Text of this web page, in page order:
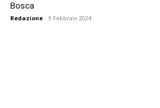
Bosca
Redazione - 9 Febbraio 2024